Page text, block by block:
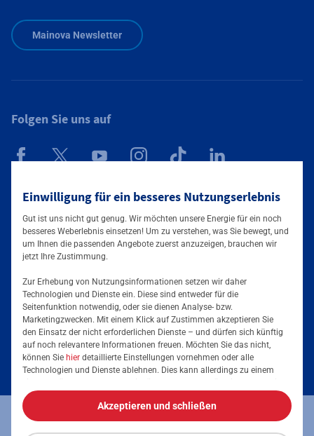
Einwilligung für ein besseres Nutzungserlebnis
Gut ist uns nicht gut genug. Wir möchten unsere Energie für ein noch
besseres Weberlebnis einsetzen! Um zu verstehen, was Sie bewegt, und
um Ihnen die passenden Angebote zuerst anzuzeigen, brauchen wir
jetzt Ihre Zustimmung.
Zur Erhebung von Nutzungsinformationen setzen wir daher
Technologien und Dienste ein. Diese sind entweder für die
Seitenfunktion notwendig, oder sie dienen Analyse- bzw.
Marketingzwecken. Mit einem Klick auf Zustimmen akzeptieren Sie
den Einsatz der nicht erforderlichen Dienste – und dürfen sich künftig
auf noch relevantere Informationen freuen. Möchten Sie das nicht,
können Sie hier detaillierte Einstellungen vornehmen oder alle
Technologien und Dienste ablehnen. Dies kann allerdings zu einem
jederzeit die volle Kontrolle über Ihre Daten, denn die Auswahl kann
jederzeit geändert werden. Weitere Informationen zur Mainova finden
Sie imImpressumund in denDatenschutzhinweisen.
Akzeptieren und schließen
Mainova Newsletter
Folgen Sie uns auf
Mainova App
Tarife & Angebote
Strom für Zuhause
Erdgas für Zuhause
Elektromobilität
Services & Informationen
Podcast
Umzugsmeldung
Impressum Datenschutz Vertrag kündigen